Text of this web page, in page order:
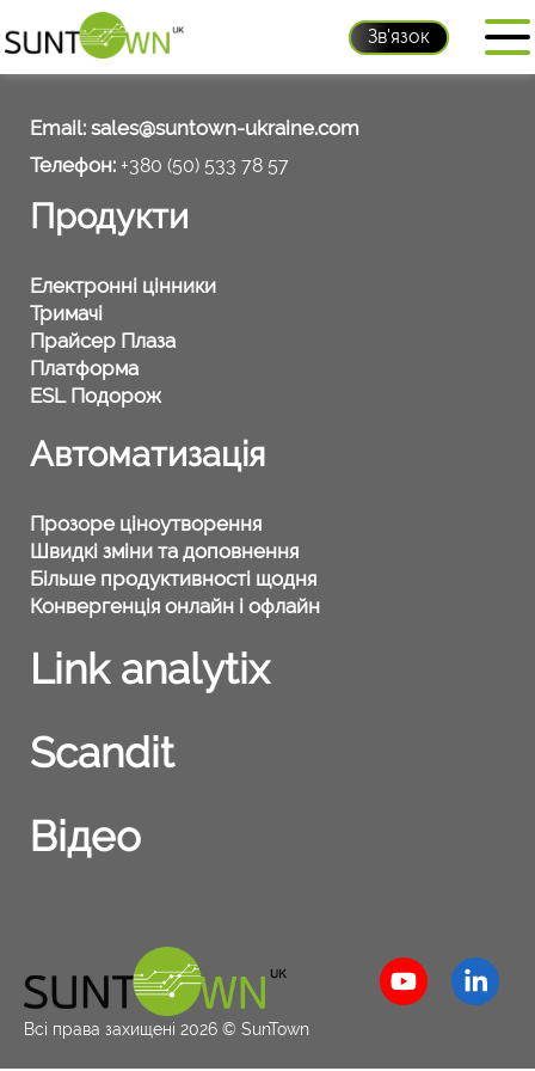
Зв'язок
Контакти
Email: sales@suntown-ukraine.com
Телефон: +380 (50) 533 78 57
Продукти
Електронні цінники
Тримачі
Прайсер Плаза
Платформа
ESL Подорож
Автоматизація
Прозоре ціноутворення
Швидкі зміни та доповнення
Більше продуктивності щодня
Конвергенція онлайн і офлайн
Link analytix
Scandit
Відео
Всі права захищені 2026 © SunTown